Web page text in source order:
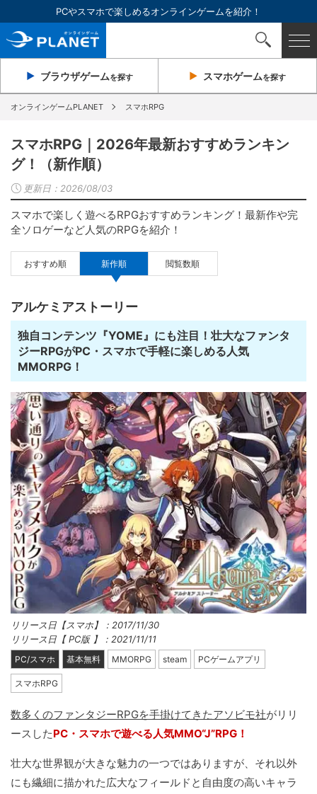
PCやスマホで楽しめるオンラインゲームを紹介！
ブラウザゲームを探す スマホゲームを探す
オンラインゲームPLANET スマホRPG
スマホRPG｜2026年最新おすすめランキン
グ！（新作順）
更新日： 2026/08/03
スマホで楽しく遊べるRPGおすすめランキング！最新作や完
全ソロゲーなど人気のRPGを紹介！
おすすめ順 新作順 閲覧数順
アルケミアストーリー
独自コンテンツ『YOME』にも注目！壮大なファンタ
ジーRPGがPC・スマホで手軽に楽しめる人気
MMORPG！
リリース日【スマホ】：2017/11/30
リリース日【 PC版 】：2021/11/11
PC/スマホ 基本無料 MMORPG steam PCゲームアプリ
スマホRPG
数多くのファンタジーRPGを手掛けてきたアソビモ社がリリ
ースしたPC・スマホで遊べる人気MMO“J”RPG！
壮大な世界観が大きな魅力の一つではありますが、それ以外
にも繊細に描かれた広大なフィールドと自由度の高いキャラ